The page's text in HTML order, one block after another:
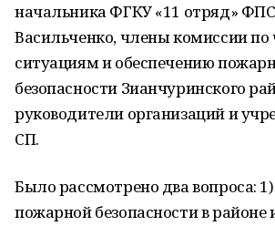
начальника ФГКУ «11 отряд» ФПС
Васильченко, члены комиссии
ситуациям и обеспечению
безопасности Зианчуринского
руководители организаций и
СП.
Было рассмотрено два вопроса:
пожарной безопасности в районе